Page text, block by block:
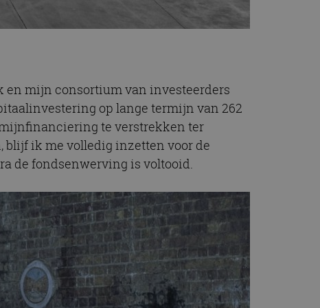
en mijn consortium van investeerders
op lange termijn van 262
te verstrekken ter
blijf ik me volledig inzetten voor de
de fondsenwerving is voltooid.